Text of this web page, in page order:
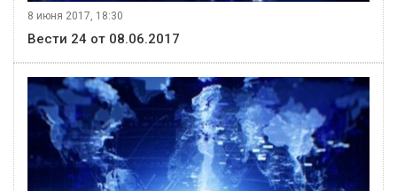
8 июня 2017, 18:30
Вести 24 от 08.06.2017